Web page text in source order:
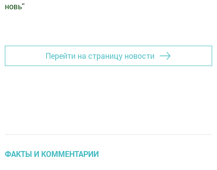
новь"
Перейти на страницу новости
ФАКТЫ И КОММЕНТАРИИ